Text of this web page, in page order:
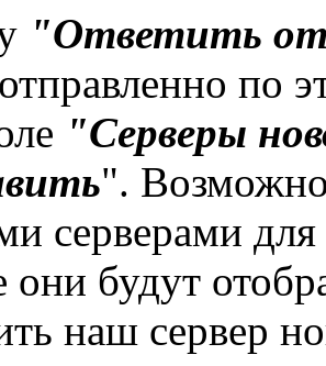
"Ответить
по
"Серверы
".
серверами
они будут
наш сервер